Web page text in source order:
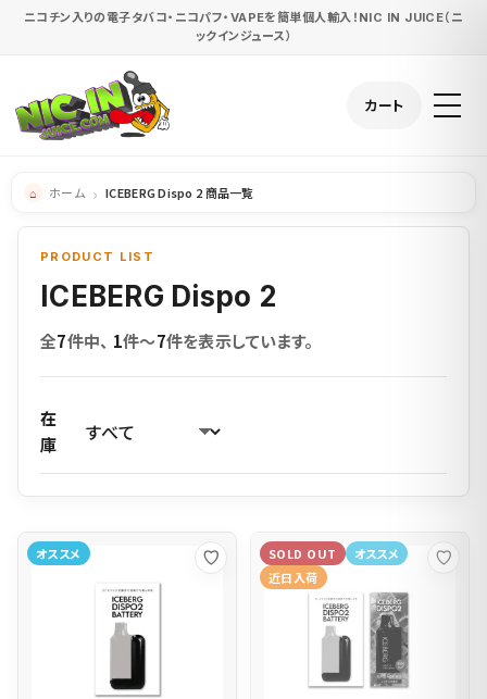
ニコチン入りの電子タバコ・ニコパフ・VAPEを簡単個人輸入！NIC IN JUICE（ニ
ックインジュース）
カート
ホーム ICEBERG Dispo 2 商品一覧
PRODUCT LIST
ICEBERG Dispo 2
全7件中、 1件〜7件を表示しています。
在
庫
お気に入り
オススメ お気
SOLD OUT
オススメ
近日入荷